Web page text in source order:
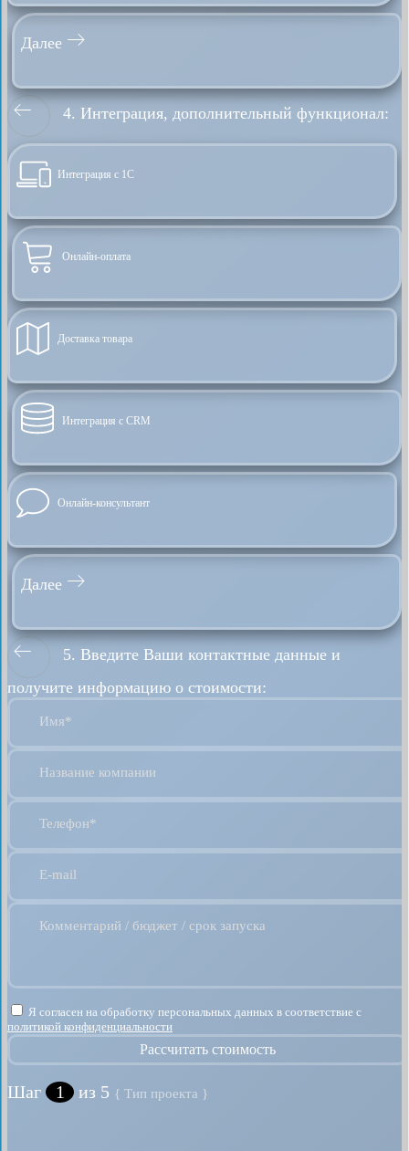
Далее
4. Интеграция, дополнительный функционал:
Интеграция с 1С
Онлайн-оплата
Доставка товара
Интеграция с CRM
Онлайн-консультант
Далее
5. Введите Ваши контактные данные и
получите информацию о стоимости:
Имя*
Название компании
Телефон*
E-mail
Комментарий / бюджет / срок запуска
Я согласен на обработку персональных данных в соответствие с
политикой конфиденциальности
Рассчитать стоимость
Шаг 1 из 5 { Тип проекта }